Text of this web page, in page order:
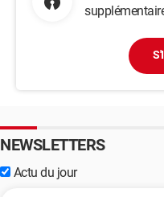
NEWSLETTERS
Actu du jour